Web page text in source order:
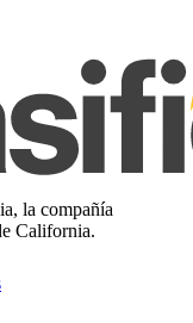
la compañía
California.